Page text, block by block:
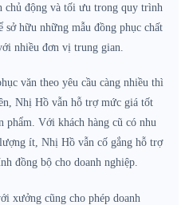
chủ động và tối ưu trong quy trình
sở hữu những mẫu đồng phục chất
nhiều đơn vị trung gian.
văn theo yêu cầu càng nhiều thì
Nhị Hồ vẫn hỗ trợ mức giá tốt
phẩm. Với khách hàng cũ có nhu
ít, Nhị Hồ vẫn cố gắng hỗ trợ
đồng bộ cho doanh nghiệp.
xưởng cũng cho phép doanh